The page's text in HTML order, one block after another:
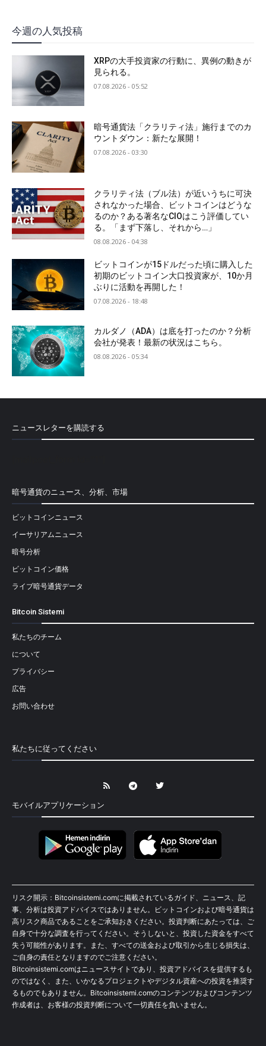
今週の人気投稿
XRPの大手投資家の行動に、異例の動きが
見られる。
07.08.2026 - 05:52
暗号通貨法「クラリティ法」施行までのカ
ウントダウン：新たな展開！
07.08.2026 - 03:30
クラリティ法（ブル法）が近いうちに可決
されなかった場合、ビットコインはどうな
るのか？ある著名なCIOはこう評価してい
る。「まず下落し、それから…」
08.08.2026 - 04:38
ビットコインが15ドルだった頃に購入した
初期のビットコイン大口投資家が、10か月
ぶりに活動を再開した！
07.08.2026 - 18:48
カルダノ（ADA）は底を打ったのか？分析
会社が発表！最新の状況はこちら。
08.08.2026 - 05:34
ニュースレターを購読する
暗号通貨のニュース、分析、市場
ビットコインニュース
イーサリアムニュース
暗号分析
ビットコイン価格
ライブ暗号通貨データ
Bitcoin Sistemi
私たちのチーム
について
プライバシー
広告
お問い合わせ
私たちに従ってください
モバイルアプリケーション
リスク開示：Bitcoinsistemi.comに掲載されているガイド、ニュース、記
事、分析は投資アドバイスではありません。ビットコインおよび暗号通貨は
高リスク商品であることをご承知おきください。投資判断にあたっては、ご
自身で十分な調査を行ってください。そうしないと、投資した資金をすべて
失う可能性があります。また、すべての送金および取引から生じる損失は、
ご自身の責任となりますのでご注意ください。
Bitcoinsistemi.comはニュースサイトであり、投資アドバイスを提供するも
のではなく、また、いかなるプロジェクトやデジタル資産への投資を推奨す
るものでもありません。Bitcoinsistemi.comのコンテンツおよびコンテンツ
作成者は、お客様の投資判断について一切責任を負いません。